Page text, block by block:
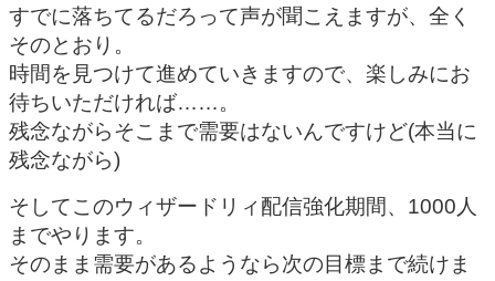
すでに落ちてるだろって声が聞こえますが、全く
そのとおり。
時間を見つけて進めていきますので、楽しみにお
待ちいただければ……。
残念ながらそこまで需要はないんですけど(本当に
残念ながら)
そしてこのウィザードリィ配信強化期間、1000人
までやります。
そのまま需要があるようなら次の目標まで続けま